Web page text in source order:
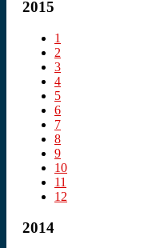
2015
1
2
3
4
5
6
7
8
9
10
11
12
2014